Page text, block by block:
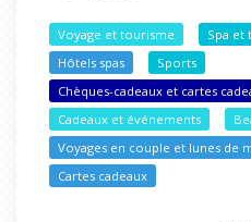
Voyage et tourisme
Spa et
Hôtels spas
Sports
Chèques-cadeaux et cartes
Cadeaux et événements
Voyages en couple et lunes de
Cartes cadeaux